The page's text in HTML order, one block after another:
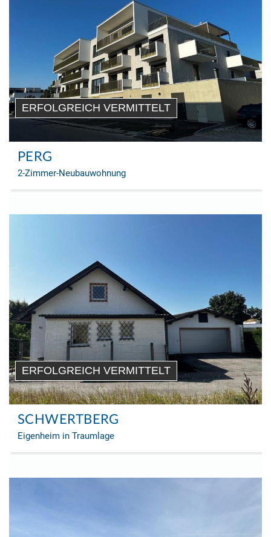
ERFOLGREICH VERMITTELT
PERG
2-Zimmer-Neubauwohnung
ERFOLGREICH VERMITTELT
SCHWERTBERG
Eigenheim in Traumlage